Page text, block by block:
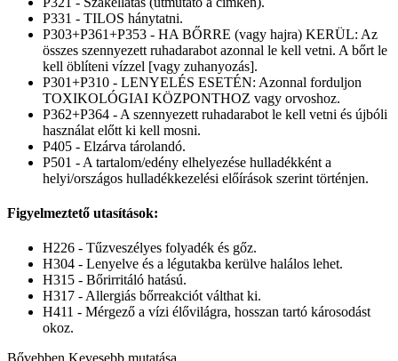
P331 - TILOS hánytatni.
P303+P361+P353 - HA BŐRRE (vagy hajra) KERÜL: Az
összes szennyezett ruhadarabot azonnal le kell vetni. A bőrt le
kell öblíteni vízzel [vagy zuhanyozás].
P301+P310 - LENYELÉS ESETÉN: Azonnal forduljon
TOXIKOLÓGIAI KÖZPONTHOZ vagy orvoshoz.
P362+P364 - A szennyezett ruhadarabot le kell vetni és újbóli
használat előtt ki kell mosni.
P405 - Elzárva tárolandó.
P501 - A tartalom/edény elhelyezése hulladékként a
helyi/országos hulladékkezelési előírások szerint történjen.
Figyelmeztető utasítások:
H226 - Tűzveszélyes folyadék és gőz.
H304 - Lenyelve és a légutakba kerülve halálos lehet.
H315 - Bőrirritáló hatású.
H317 - Allergiás bőrreakciót válthat ki.
H411 - Mérgező a vízi élővilágra, hosszan tartó károsodást
okoz.
Bővebben Kevesebb mutatása